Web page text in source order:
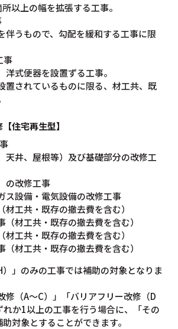
以上の幅を拡張する工事。
伴うもので、勾配を緩和する工事に限
事
式便器を設置ずる工事。
置されているものに限る、材工共、既
住宅再生型】
天井、屋根等）及び基礎部分の改修工
の改修工事
ス設備・電気設備の改修工事
材工共・既存の撤去費を含む）
（材工共・既存の撤去費を含む）
材工共・既存の撤去費を含む）
（材工共・既存の撤去費を含む）
」のみの工事では補助の対象となりま
（A～C）」「バリアフリー改修（D
れか1以上の工事を行う場合に、「その
対象とすることができます。